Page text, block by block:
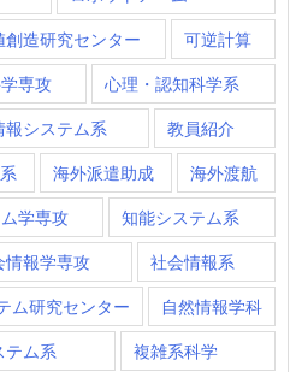
創造研究センター 可逆計算
専攻 心理・認知科学系
報システム系 教員紹介
海外派遣助成 海外渡航
学専攻 知能システム系
情報学専攻 社会情報系
ム研究センター 自然情報学科
テム系 複雑系科学